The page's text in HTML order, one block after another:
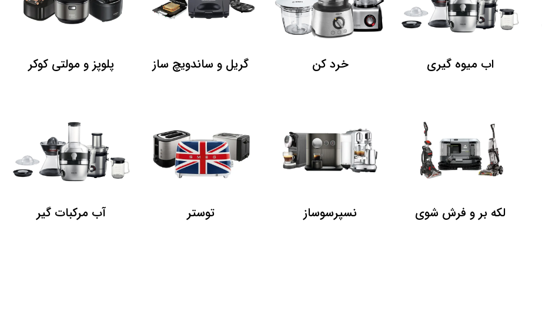
اب میوه گیری خرد کن گریل و ساندویچ ساز پلوپز و مولتی کوکر
لکه بر و فرش شوی نسپرسوساز توستر آب مرکبات گیر